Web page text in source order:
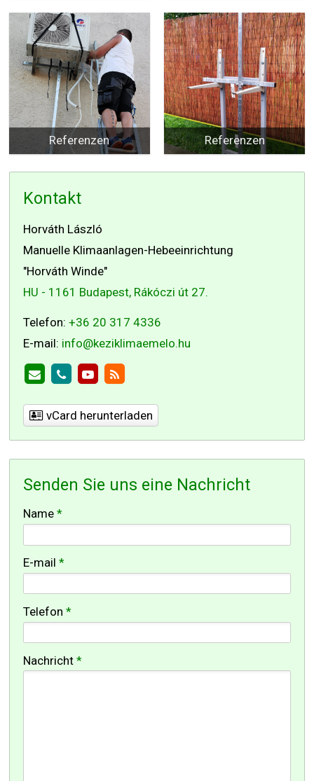
Referenzen Referenzen
Kontakt
Horváth László
Manuelle Klimaanlagen-Hebeeinrichtung
"Horváth Winde"
HU - 1161 Budapest, Rákóczi út 27.
Telefon: +36 20 317 4336
E-mail: info@keziklimaemelo.hu
vCard herunterladen
Senden Sie uns eine Nachricht
Name *
E-mail *
Telefon *
Nachricht *